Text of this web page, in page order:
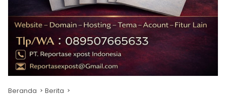
Beranda Berita